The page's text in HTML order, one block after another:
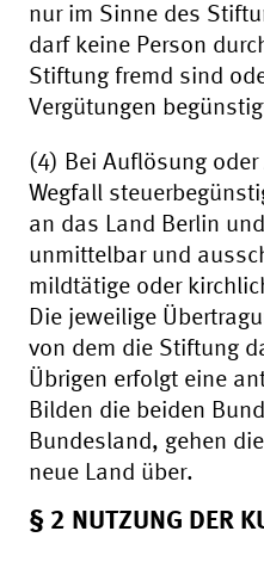
nur im Sinne des
darf keine Person
Stiftung fremd sind
Vergütungen
(4) Bei Auflösung
Wegfall
an das Land Berlin
unmittelbar und
mildtätige oder
Die jeweilige
von dem die Stiftung
Übrigen erfolgt eine
Bilden die beiden
Bundesland, gehen
neue Land über.
§ 2 NUTZUNG DER